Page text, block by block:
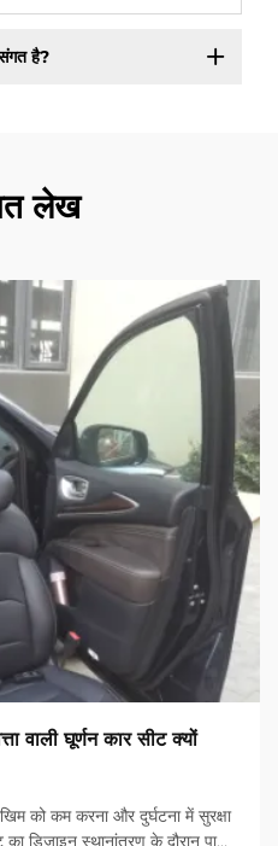
है?
लेख
वाली घूर्णन कार सीट क्यों
को कम करना और दुर्घटना में सुरक्षा